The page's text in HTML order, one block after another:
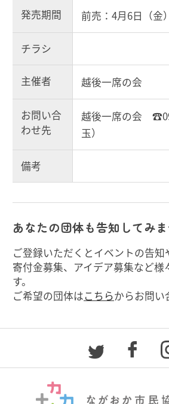
発売期間 前売：4月6日（金
チラシ
主催者 越後一席の会
お問い合
わせ先
越後一席の会
玉）
備考
あなたの団体も告知してみ
ご登録いただくとイベントの告知
寄付金募集、アイデア募集など様
す。
ご希望の団体はこちらからお問い